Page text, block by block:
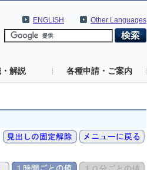
Other Languages
ENGLISH
解説 各種申請・ご案内